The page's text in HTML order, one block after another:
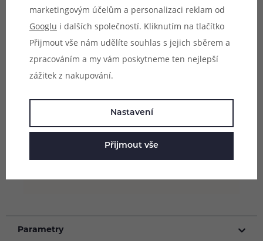
Parametry
marketingovým účelům a personalizaci reklam od
Googlu i dalších společností. Kliknutím na tlačítko
Přijmout vše nám udělíte souhlas s jejich sběrem a
zpracováním a my vám poskytneme ten nejlepší
zážitek z nakupování.
Nastavení
Přijmout vše